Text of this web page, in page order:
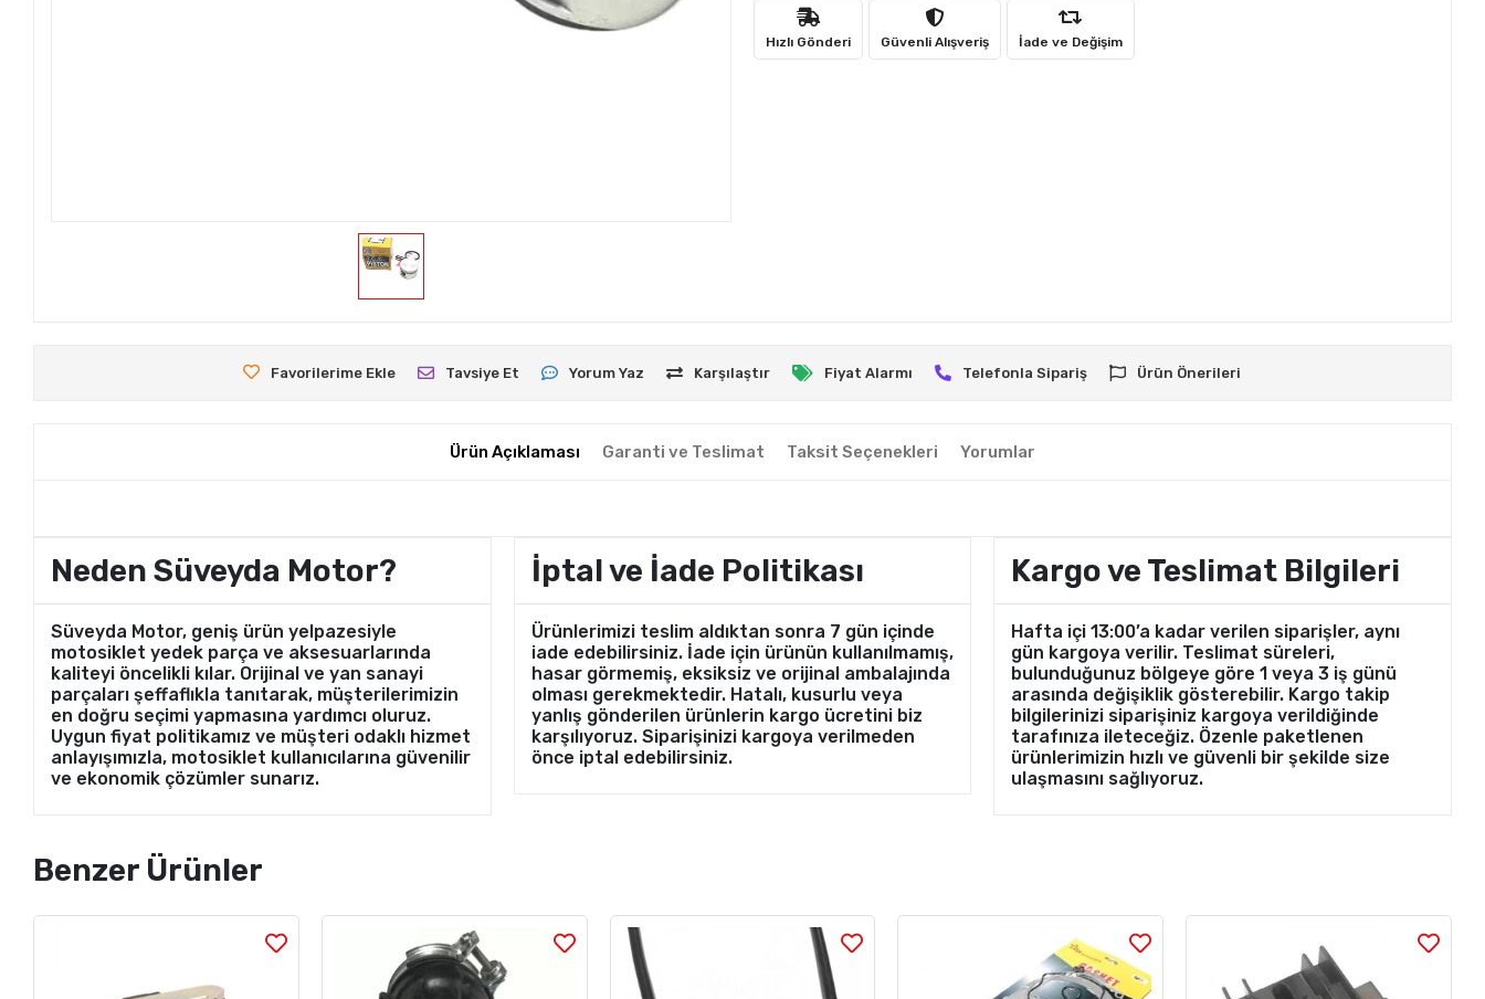
Hızlı Gönderi Güvenli Alışveriş İade ve Değişim
Favorilerime Ekle Tavsiye Et Yorum Yaz Karşılaştır Fiyat Alarmı Telefonla Sipariş Ürün Önerileri
Ürün Açıklaması Garanti ve Teslimat Taksit Seçenekleri Yorumlar
Neden Süveyda Motor?
Süveyda Motor, geniş ürün yelpazesiyle
motosiklet yedek parça ve aksesuarlarında
kaliteyi öncelikli kılar. Orijinal ve yan sanayi
parçaları şeffaflıkla tanıtarak, müşterilerimizin
en doğru seçimi yapmasına yardımcı oluruz.
Uygun fiyat politikamız ve müşteri odaklı hizmet
anlayışımızla, motosiklet kullanıcılarına güvenilir
ve ekonomik çözümler sunarız.
İptal ve İade Politikası
Ürünlerimizi teslim aldıktan sonra 7 gün içinde
iade edebilirsiniz. İade için ürünün kullanılmamış,
hasar görmemiş, eksiksiz ve orijinal ambalajında
olması gerekmektedir. Hatalı, kusurlu veya
yanlış gönderilen ürünlerin kargo ücretini biz
karşılıyoruz. Siparişinizi kargoya verilmeden
önce iptal edebilirsiniz.
Kargo ve Teslimat Bilgileri
Hafta içi 13:00’a kadar verilen siparişler, aynı
gün kargoya verilir. Teslimat süreleri,
bulunduğunuz bölgeye göre 1 veya 3 iş günü
arasında değişiklik gösterebilir. Kargo takip
bilgilerinizi siparişiniz kargoya verildiğinde
tarafınıza ileteceğiz. Özenle paketlenen
ürünlerimizin hızlı ve güvenli bir şekilde size
ulaşmasını sağlıyoruz.
Benzer Ürünler